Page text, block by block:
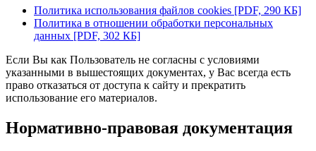
Политика использования файлов cookies [PDF, 290 КБ]
Политика в отношении обработки персональных
данных [PDF, 302 КБ]
Если Вы как Пользователь не согласны с условиями
указанными в вышестоящих документах, у Вас всегда есть
право отказаться от доступа к сайту и прекратить
использование его материалов.
Нормативно-правовая документация